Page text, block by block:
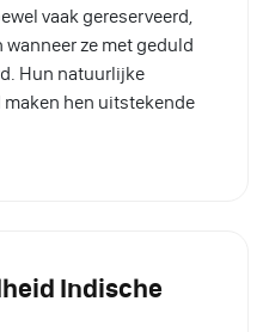
vaak gereserveerd,
ze met geduld
Hun natuurlijke
hen uitstekende
Indische